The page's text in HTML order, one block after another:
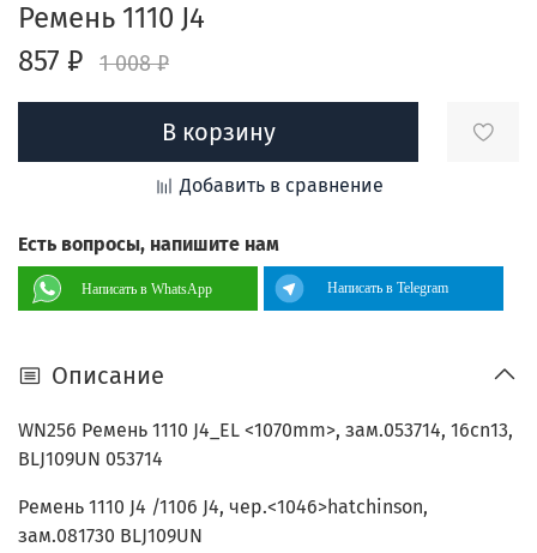
Ремень 1110 J4
857 ₽
1 008 ₽
В корзину
Добавить в сравнение
Есть вопросы, напишите нам
Написать в WhatsApp Написать в Telegram
Описание
WN256 Ремень 1110 J4_EL <1070mm>, зам.053714, 16cn13,
BLJ109UN 053714
Ремень 1110 J4 /1106 J4, чер.<1046>hatchinson,
зам.081730 BLJ109UN